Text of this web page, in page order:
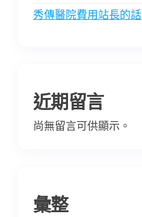
秀傳醫院費用站長的話
近期留言
尚無留言可供顯示。
彙整